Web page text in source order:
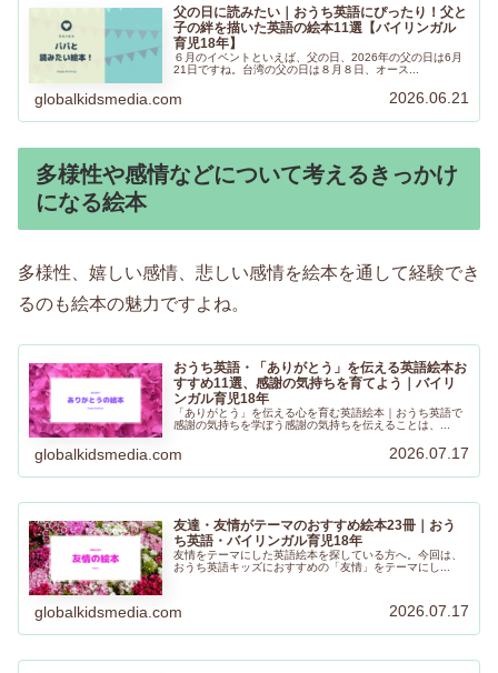
父の日に読みたい｜おうち英語にぴったり！父と
子の絆を描いた英語の絵本11選【バイリンガル
育児18年】
６月のイベントといえば、父の日、2026年の父の日は6月
21日ですね。台湾の父の日は８月８日、オース...
globalkidsmedia.com 2026.06.21
多様性や感情などについて考えるきっかけ
になる絵本
多様性、嬉しい感情、悲しい感情を絵本を通して経験でき
るのも絵本の魅力ですよね。
おうち英語・「ありがとう」を伝える英語絵本お
すすめ11選、感謝の気持ちを育てよう｜バイリ
ンガル育児18年
「ありがとう」を伝える心を育む英語絵本｜おうち英語で
感謝の気持ちを学ぼう感謝の気持ちを伝えることは、...
globalkidsmedia.com 2026.07.17
友達・友情がテーマのおすすめ絵本23冊｜おう
ち英語・バイリンガル育児18年
友情をテーマにした英語絵本を探している方へ。今回は、
おうち英語キッズにおすすめの「友情」をテーマにし...
globalkidsmedia.com 2026.07.17